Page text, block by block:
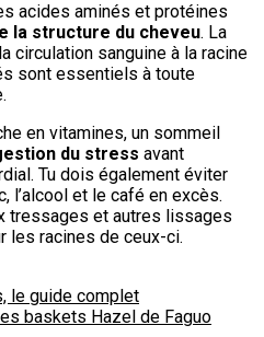
acides aminés et protéines
la structure du cheveu. La
circulation sanguine à la racine
sont essentiels à toute
en vitamines, un sommeil
du stress avant
Tu dois également éviter
l’alcool et le café en excès.
tressages et autres lissages
les racines de ceux-ci.
le guide complet
baskets Hazel de Faguo